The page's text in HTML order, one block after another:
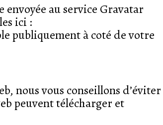
envoyée au service Gravatar
ici :
publiquement à coté de votre
nous vous conseillons d’éviter
peuvent télécharger et